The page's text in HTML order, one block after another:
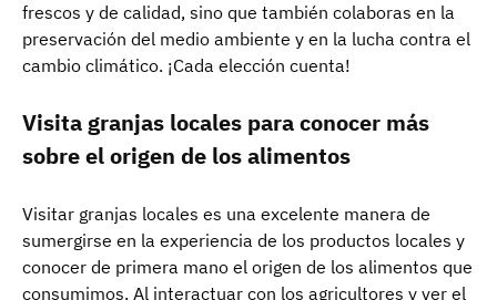
frescos y de calidad, sino que también colaboras en la
preservación del medio ambiente y en la lucha contra el
cambio climático. ¡Cada elección cuenta!
Visita granjas locales para conocer más
sobre el origen de los alimentos
Visitar granjas locales es una excelente manera de
sumergirse en la experiencia de los productos locales y
conocer de primera mano el origen de los alimentos que
consumimos. Al interactuar con los agricultores y ver el